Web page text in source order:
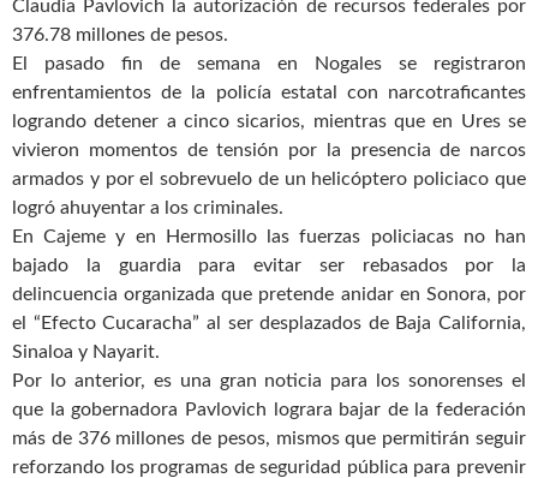
Claudia Pavlovich la autorización de recursos federales por
376.78 millones de pesos.
El pasado fin de semana en Nogales se registraron
enfrentamientos de la policía estatal con narcotraficantes
logrando detener a cinco sicarios, mientras que en Ures se
vivieron momentos de tensión por la presencia de narcos
armados y por el sobrevuelo de un helicóptero policiaco que
logró ahuyentar a los criminales.
En Cajeme y en Hermosillo las fuerzas policiacas no han
bajado la guardia para evitar ser rebasados por la
delincuencia organizada que pretende anidar en Sonora, por
el “Efecto Cucaracha” al ser desplazados de Baja California,
Sinaloa y Nayarit.
Por lo anterior, es una gran noticia para los sonorenses el
que la gobernadora Pavlovich lograra bajar de la federación
más de 376 millones de pesos, mismos que permitirán seguir
reforzando los programas de seguridad pública para prevenir